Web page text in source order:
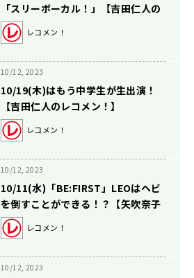
「スリーボーカル！」【吉田仁人の
レコメン！】
レコメン！
10/12, 2023
10/19(木)はもう中学生が生出演！
【吉田仁人のレコメン！】
レコメン！
10/12, 2023
10/11(水)「BE:FIRST」LEOはヘビ
を倒すことができる！？【矢吹奈子
のレコメン！】
レコメン！
10/12, 2023